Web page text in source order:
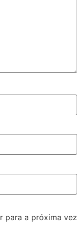
para a próxima vez